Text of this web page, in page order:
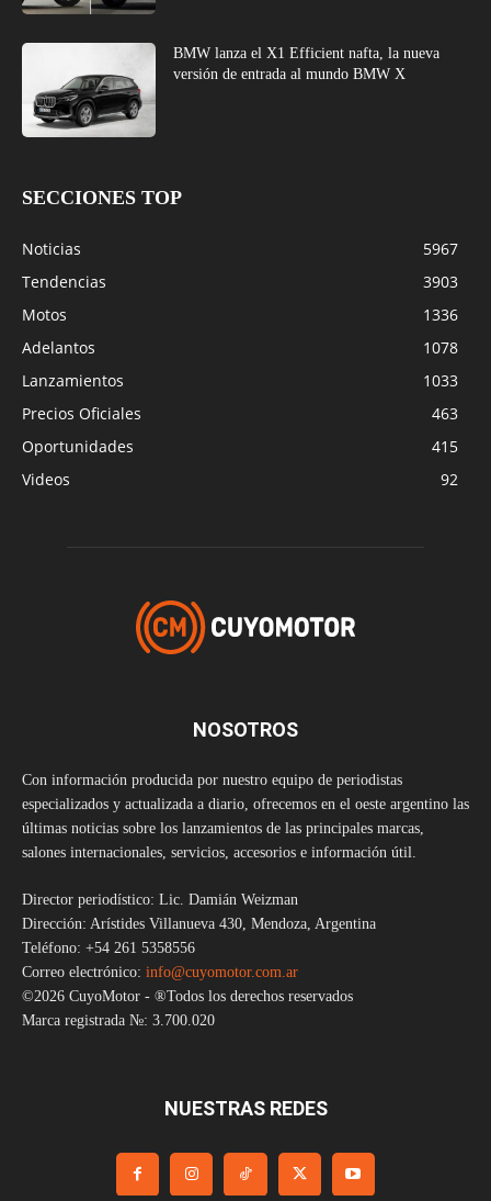
BMW lanza el X1 Efficient nafta, la nueva
versión de entrada al mundo BMW X
SECCIONES TOP
Noticias
5967
Tendencias
3903
Motos
1336
Adelantos
1078
Lanzamientos
1033
Precios Oficiales
463
Oportunidades
415
Videos
92
NOSOTROS
Con información producida por nuestro equipo de periodistas
especializados y actualizada a diario, ofrecemos en el oeste argentino las
últimas noticias sobre los lanzamientos de las principales marcas,
salones internacionales, servicios, accesorios e información útil.
Director periodístico: Lic. Damián Weizman
Dirección: Arístides Villanueva 430, Mendoza, Argentina
Teléfono: +54 261 5358556
Correo electrónico: info@cuyomotor.com.ar
©2026 CuyoMotor - ®Todos los derechos reservados
Marca registrada №: 3.700.020
NUESTRAS REDES